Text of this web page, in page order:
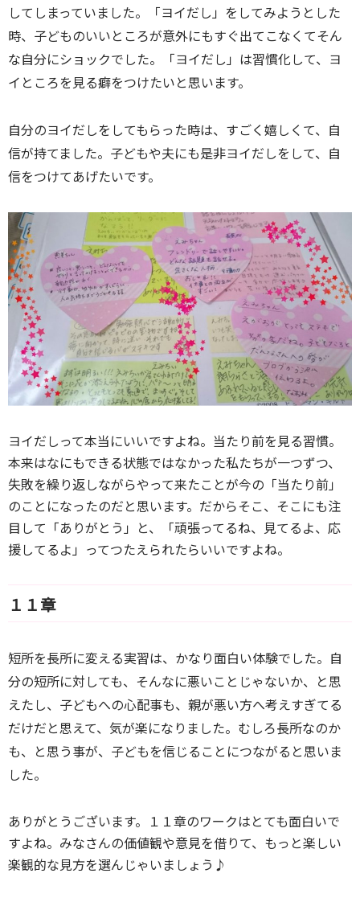
してしまっていました。「ヨイだし」をしてみようとした
時、子どものいいところが意外にもすぐ出てこなくてそん
な自分にショックでした。「ヨイだし」は習慣化して、ヨ
イところを見る癖をつけたいと思います。
自分のヨイだしをしてもらった時は、すごく嬉しくて、自
信が持てました。 子どもや夫にも是非ヨイだしをして、自
信をつけてあげたいです。
ヨイだしって本当にいいですよね。当たり前を見る習慣。
本来はなにもできる状態ではなかった私たちが一つずつ、
失敗を繰り返しながらやって来たことが今の「当たり前」
のことになったのだと思います。だからそこ、そこにも注
目して「ありがとう」と、「頑張ってるね、見てるよ、応
援してるよ」ってつたえられたらいいですよね。
１１章
短所を長所に変える実習は、かなり面白い体験でした。 自
分の短所に対しても、そんなに悪いことじゃないか、と思
えたし、 子どもへの心配事も、親が悪い方へ考えすぎてる
だけだと思えて、気が楽になりました。 むしろ長所なのか
も、と思う事が、子どもを信じることにつながると思いま
した。
ありがとうございます。１１章のワークはとても面白いで
すよね。みなさんの価値観や意見を借りて、もっと楽しい
楽観的な見方を選んじゃいましょう♪